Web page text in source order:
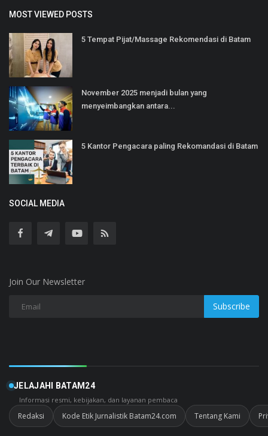
MOST VIEWED POSTS
5 Tempat Pijat/Massage Rekomendasi di Batam
November 2025 menjadi bulan yang
menyeimbangkan antara...
5 Kantor Pengacara paling Rekomandasi di Batam
SOCIAL MEDIA
Join Our Newsletter
Subscribe
JELAJAHI BATAM24
Informasi resmi, kebijakan, dan layanan pembaca
Redaksi Kode Etik Jurnalistik Batam24.com Tentang Kami